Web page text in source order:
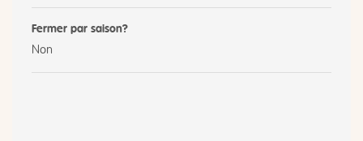
Fermer par saison?
Non